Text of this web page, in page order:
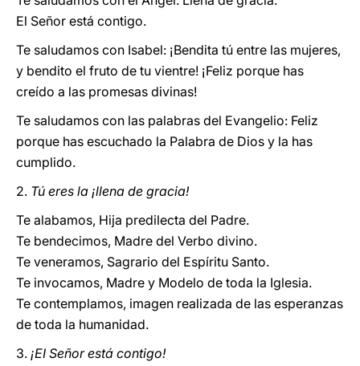
El Señor está contigo.
Te saludamos con Isabel: ¡Bendita tú entre las mujeres,
y bendito el fruto de tu vientre! ¡Feliz porque has
creído a las promesas divinas!
Te saludamos con las palabras del Evangelio: Feliz
porque has escuchado la Palabra de Dios y la has
cumplido.
2. Tú eres la ¡llena de gracia!
Te alabamos, Hija predilecta del Padre.
Te bendecimos, Madre del Verbo divino.
Te veneramos, Sagrario del Espíritu Santo.
Te invocamos, Madre y Modelo de toda la Iglesia.
Te contemplamos, imagen realizada de las esperanzas
de toda la humanidad.
3. ¡EI Señor está contigo!